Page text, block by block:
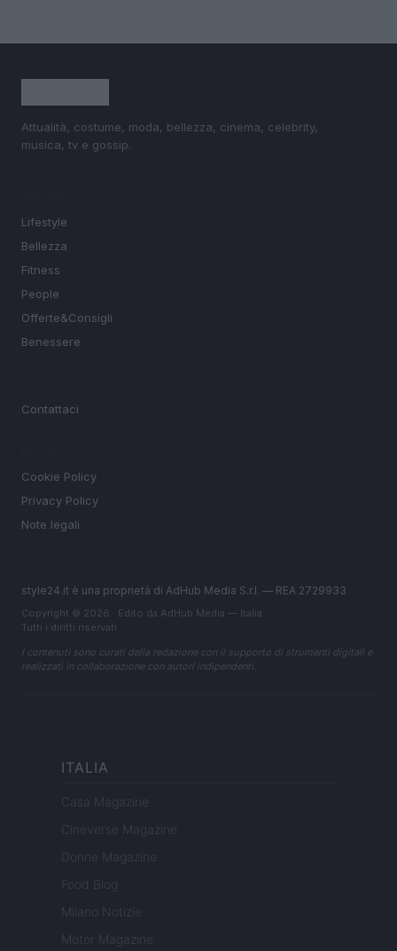
Attualità, costume, moda, bellezza, cinema, celebrity,
musica, tv e gossip.
Lifestyle
Bellezza
Fitness
People
Offerte&Consigli
Benessere
Contattaci
Cookie Policy
Privacy Policy
Note legali
style24.it è una proprietà di AdHub Media S.r.l. — REA 2729933
Copyright © 2026 · Edito da AdHub Media — Italia
Tutti i diritti riservati
I contenuti sono curati dalla redazione con il supporto di strumenti digitali e
realizzati in collaborazione con autori indipendenti.
ITALIA
Casa Magazine
Cineverse Magazine
Donne Magazine
Food Blog
Milano Notizie
Motor Magazine